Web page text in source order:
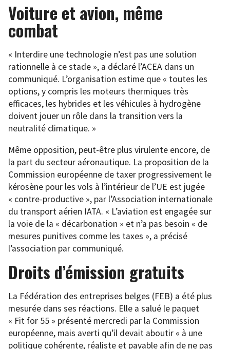
Voiture et avion, même
combat
« Interdire une technologie n’est pas une solution
rationnelle à ce stade », a déclaré l’ACEA dans un
communiqué. L’organisation estime que « toutes les
options, y compris les moteurs thermiques très
efficaces, les hybrides et les véhicules à hydrogène
doivent jouer un rôle dans la transition vers la
neutralité climatique. »
Même opposition, peut-être plus virulente encore, de
la part du secteur aéronautique. La proposition de la
Commission européenne de taxer progressivement le
kérosène pour les vols à l’intérieur de l’UE est jugée
« contre-productive », par l’Association internationale
du transport aérien IATA. « L’aviation est engagée sur
la voie de la « décarbonation » et n’a pas besoin « de
mesures punitives comme les taxes », a précisé
l’association par communiqué.
Droits d’émission gratuits
La Fédération des entreprises belges (FEB) a été plus
mesurée dans ses réactions. Elle a salué le paquet
« Fit for 55 » présenté mercredi par la Commission
européenne, mais averti qu’il devait aboutir « à une
politique cohérente, réaliste et payable afin de ne pas